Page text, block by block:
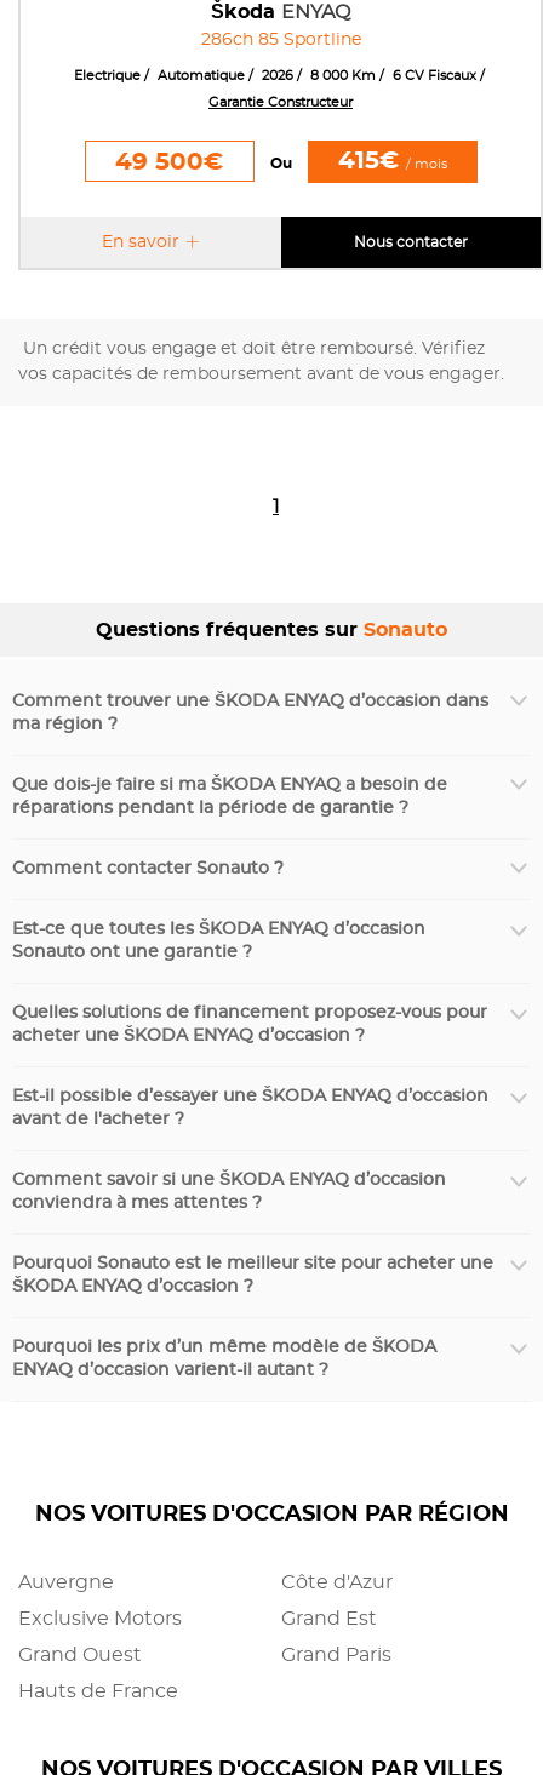
Škoda ENYAQ
286ch 85 Sportline
Electrique Automatique 2026 8 000 Km
6 CV Fiscaux
Garantie Constructeur
49 500€ Ou 415€ / mois
En savoir Nous contacter
Un crédit vous engage et doit être remboursé. Vérifiez
vos capacités de remboursement avant de vous engager.
1
Questions fréquentes sur Sonauto
Comment trouver une ŠKODA ENYAQ d’occasion dans
ma région ?
Que dois-je faire si ma ŠKODA ENYAQ a besoin de
réparations pendant la période de garantie ?
Comment contacter Sonauto ?
Est-ce que toutes les ŠKODA ENYAQ d’occasion
Sonauto ont une garantie ?
Quelles solutions de financement proposez-vous pour
acheter une ŠKODA ENYAQ d’occasion ?
Est-il possible d’essayer une ŠKODA ENYAQ d’occasion
avant de l'acheter ?
Comment savoir si une ŠKODA ENYAQ d’occasion
conviendra à mes attentes ?
Pourquoi Sonauto est le meilleur site pour acheter une
ŠKODA ENYAQ d’occasion ?
Pourquoi les prix d’un même modèle de ŠKODA
ENYAQ d’occasion varient-il autant ?
NOS VOITURES D'OCCASION PAR RÉGION
Auvergne
Côte d'Azur
Exclusive Motors
Grand Est
Grand Ouest
Grand Paris
Hauts de France
NOS VOITURES D'OCCASION PAR VILLES